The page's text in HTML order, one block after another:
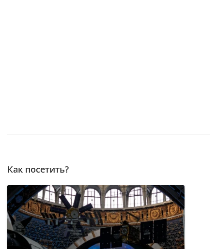
Как посетить?